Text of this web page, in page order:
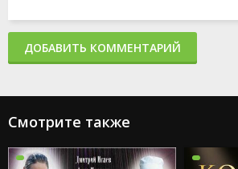
ДОБАВИТЬ КОММЕНТАРИЙ
Смотрите также